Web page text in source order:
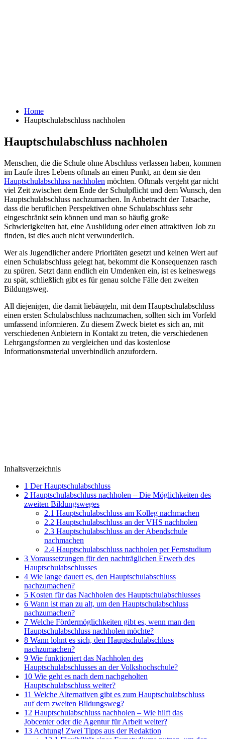
Home
Hauptschulabschluss nachholen
Hauptschulabschluss nachholen
Menschen, die die Schule ohne Abschluss verlassen haben, kommen
im Laufe ihres Lebens oftmals an einen Punkt, an dem sie den
Hauptschulabschluss nachholen möchten. Oftmals vergeht gar nicht
viel Zeit zwischen dem Ende der Schulpflicht und dem Wunsch, den
Hauptschulabschluss nachzumachen. In Anbetracht der Tatsache,
dass die beruflichen Perspektiven ohne Schulabschluss sehr
eingeschränkt sein können und man so häufig große
Schwierigkeiten hat, eine Ausbildung oder einen attraktiven Job zu
finden, ist dies auch nicht verwunderlich.
Wer als Jugendlicher andere Prioritäten gesetzt und keinen Wert auf
einen Schulabschluss gelegt hat, bekommt die Konsequenzen rasch
zu spüren. Setzt dann endlich ein Umdenken ein, ist es keineswegs
zu spät, schließlich gibt es für genau solche Fälle den zweiten
Bildungsweg.
All diejenigen, die damit liebäugeln, mit dem Hauptschulabschluss
einen ersten Schulabschluss nachzumachen, sollten sich im Vorfeld
umfassend informieren. Zu diesem Zweck bietet es sich an, mit
verschiedenen Anbietern in Kontakt zu treten, die verschiedenen
Lehrgangsformen zu vergleichen und das kostenlose
Informationsmaterial unverbindlich anzufordern.
Inhaltsverzeichnis
1 Der Hauptschulabschluss
2 Hauptschulabschluss nachholen – Die Möglichkeiten des
zweiten Bildungsweges
2.1 Hauptschulabschluss am Kolleg nachmachen
2.2 Hauptschulabschluss an der VHS nachholen
2.3 Hauptschulabschluss an der Abendschule
nachmachen
2.4 Hauptschulabschluss nachholen per Fernstudium
3 Voraussetzungen für den nachträglichen Erwerb des
Hauptschulabschlusses
4 Wie lange dauert es, den Hauptschulabschluss
nachzumachen?
5 Kosten für das Nachholen des Hauptschulabschlusses
6 Wann ist man zu alt, um den Hauptschulabschluss
nachzumachen?
7 Welche Fördermöglichkeiten gibt es, wenn man den
Hauptschulabschluss nachholen möchte?
8 Wann lohnt es sich, den Hauptschulabschluss
nachzumachen?
9 Wie funktioniert das Nachholen des
Hauptschulabschlusses an der Volkshochschule?
10 Wie geht es nach dem nachgeholten
Hauptschulabschluss weiter?
11 Welche Alternativen gibt es zum Hauptschulabschluss
auf dem zweiten Bildungsweg?
12 Hauptschulabschluss nachholen – Wie hilft das
Jobcenter oder die Agentur für Arbeit weiter?
13 Achtung! Zwei Tipps aus der Redaktion